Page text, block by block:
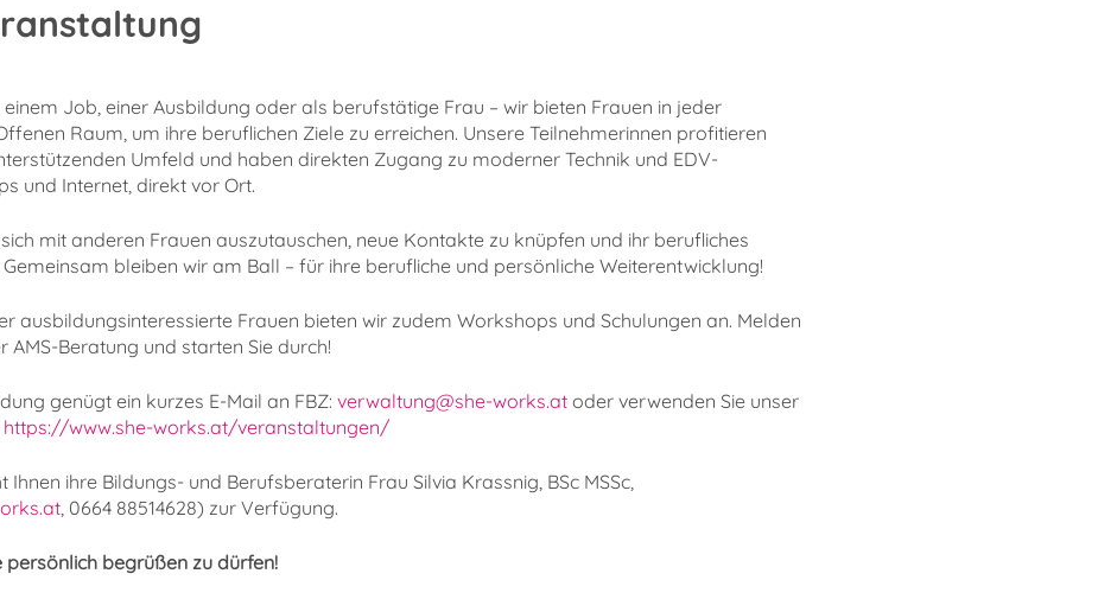
Job, einer Ausbildung oder als berufstätige Frau – wir bieten Frauen in jeder
Raum, um ihre beruflichen Ziele zu erreichen. Unsere Teilnehmerinnen profitieren
Umfeld und haben direkten Zugang zu moderner Technik und EDV-
und Internet, direkt vor Ort.
sich mit anderen Frauen auszutauschen, neue Kontakte zu knüpfen und ihr berufliches
bleiben wir am Ball – für ihre berufliche und persönliche Weiterentwicklung!
ausbildungsinteressierte Frauen bieten wir zudem Workshops und Schulungen an. Melden
AMS-Beratung und starten Sie durch!
genügt ein kurzes E-Mail an FBZ: verwaltung@she-works.atoder verwenden Sie unser
https://www.she-works.at/veranstaltungen/
Ihnen ihre Bildungs- und Berufsberaterin Frau Silvia Krassnig, BSc MSSc,
, 0664 88514628) zur Verfügung.
persönlich begrüßen zu dürfen!